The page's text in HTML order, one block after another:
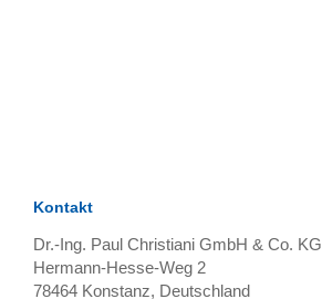
Kontakt
Dr.-Ing. Paul Christiani GmbH & Co. KG
Hermann-Hesse-Weg 2
78464 Konstanz, Deutschland